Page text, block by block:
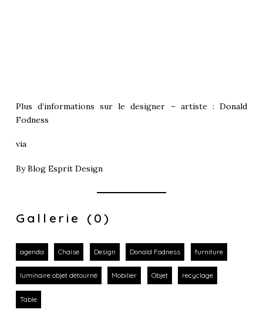
Plus d’informations sur le designer – artiste :Donald
Fodness
via
ByBlog Esprit Design
Gallerie (0)
agenda Chaise Design Donald Fodness furniture
luminaire objet détourné Mobilier Objet recyclage
Table